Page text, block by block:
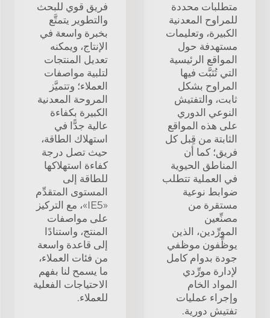
متطلبات محددة
للمراوح المعدنية
الكبيرة، وتعليمات
مستهدفة حول
المواقع الرئيسية
التي تُثبَّت فيها
المراوح بشكل
ثابت، والتفتيش
النوعي الدوري
على هذه المواقع
الثابتة من قِبل كل
فريق؛ كما أن
المناطق الحيوية
في العملية تتطلب
ضوابط نوعية
مستقرة من
مصنِّعين
المورِّدين، الذين
يوظِّفون موظفي
جودة بدوام كامل
لإدارة مورِّدي
المواد الخام
وإجراء عمليات
تفتيش دورية.
فريق قوي للبحث
والتطوير يتمتَّع
بخبرة واسعة في
الإنتاج، ويمكنه
تعديل المنتجات
لتلبية مواصفات
العملاء؛ وتتميَّز
المروحة المعدنية
الكبيرة بكفاءة
عالية جدًّا في
استهلاك الطاقة،
حيث تصل درجة
كفاءة استهلاكها
للطاقة إلى
المستوى المتقدِّم
«IE5»، مع التركيز
على مواصفات
المنتج، واستنادًا
إلى قاعدة واسعة
من فئات العملاء،
ما يسمح لنا بفهم
الاحتياجات الفعلية
للعملاء.